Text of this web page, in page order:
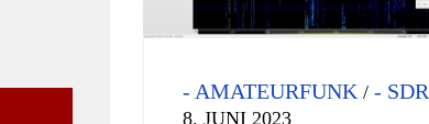
- AMATEURFUNK / - SDR
8. JUNI 2023